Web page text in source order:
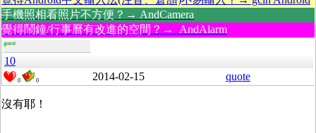
手機照相看照片不方便？→ AndCamera
覺得鬧鐘/行事曆有改進的空間？→ AndAlarm
guest
10
0 0 2014-02-15 quote
沒有耶！